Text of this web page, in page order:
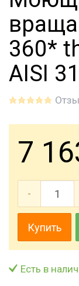
360*
AISI
7
-
Купить
Есть в